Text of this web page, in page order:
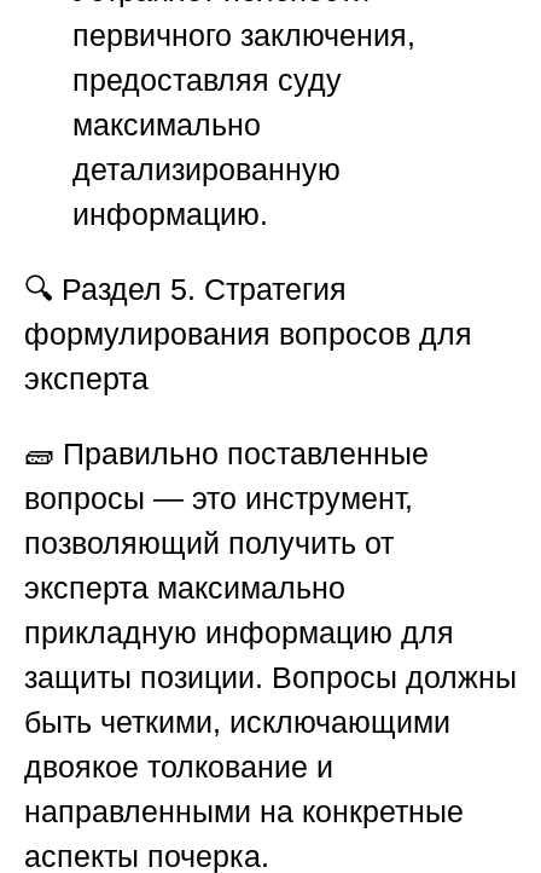
первичного заключения,
предоставляя суду
максимально
детализированную
информацию.
🔍 Раздел 5. Стратегия
формулирования вопросов для
эксперта
🧱 Правильно поставленные
вопросы — это инструмент,
позволяющий получить от
эксперта максимально
прикладную информацию для
защиты позиции. Вопросы должны
быть четкими, исключающими
двоякое толкование и
направленными на конкретные
аспекты почерка.